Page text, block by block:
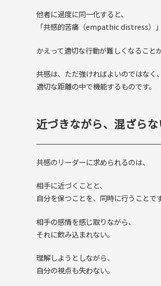
他者に過度に同一化すると、
「共感的苦痛（empathic distress）」
かえって適切な行動が難しくなること
共感は、ただ強ければよいのではなく、
適切な距離の中で機能するものです。
近づきながら、混ざらな
共感のリーダーに求められるのは、
相手に近づくことと、
自分を保つことを、同時に行うことです
相手の感情を感じ取りながら、
それに飲み込まれない。
理解しようとしながら、
自分の視点も失わない。